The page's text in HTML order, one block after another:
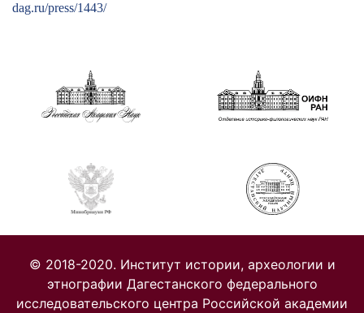
dag.ru/press/1443/
© 2018-2020. Институт истории, археологии и
этнографии Дагестанского федерального
исследовательского центра Российской академии